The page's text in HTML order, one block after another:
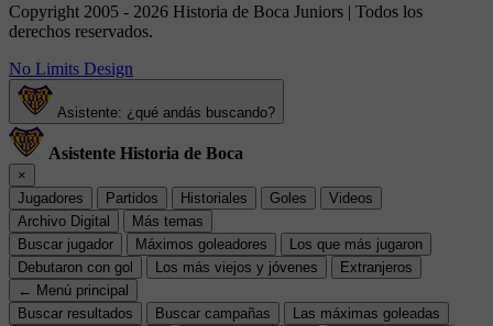
Copyright 2005 - 2026 Historia de Boca Juniors | Todos los
derechos reservados.
No Limits Design
Asistente: ¿qué andás buscando?
Asistente Historia de Boca
×
Jugadores
Partidos Historiales Goles
Videos
Archivo Digital
Más temas
Buscar jugador
Máximos goleadores
Los que más jugaron
Debutaron con gol
Los más viejos y jóvenes
Extranjeros
← Menú principal
Buscar resultados
Buscar campañas
Las máximas goleadas